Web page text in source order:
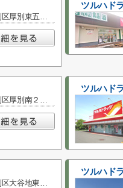
北海道札幌市厚別区厚別東五条３丁目
ツルハド
北海道札幌市厚別区厚別南２丁目
ツルハド
北海道札幌市厚別区大谷地東５丁目
ツルハド